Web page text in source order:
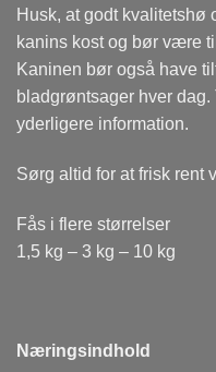
Husk, at godt
kanins kost og bør være
Kaninen bør også have
bladgrøntsager hver
yderligere information.
Sørg altid for at frisk rent
Fås i flere størrelser
1,5 kg – 3 kg – 10 kg
Næringsindhold